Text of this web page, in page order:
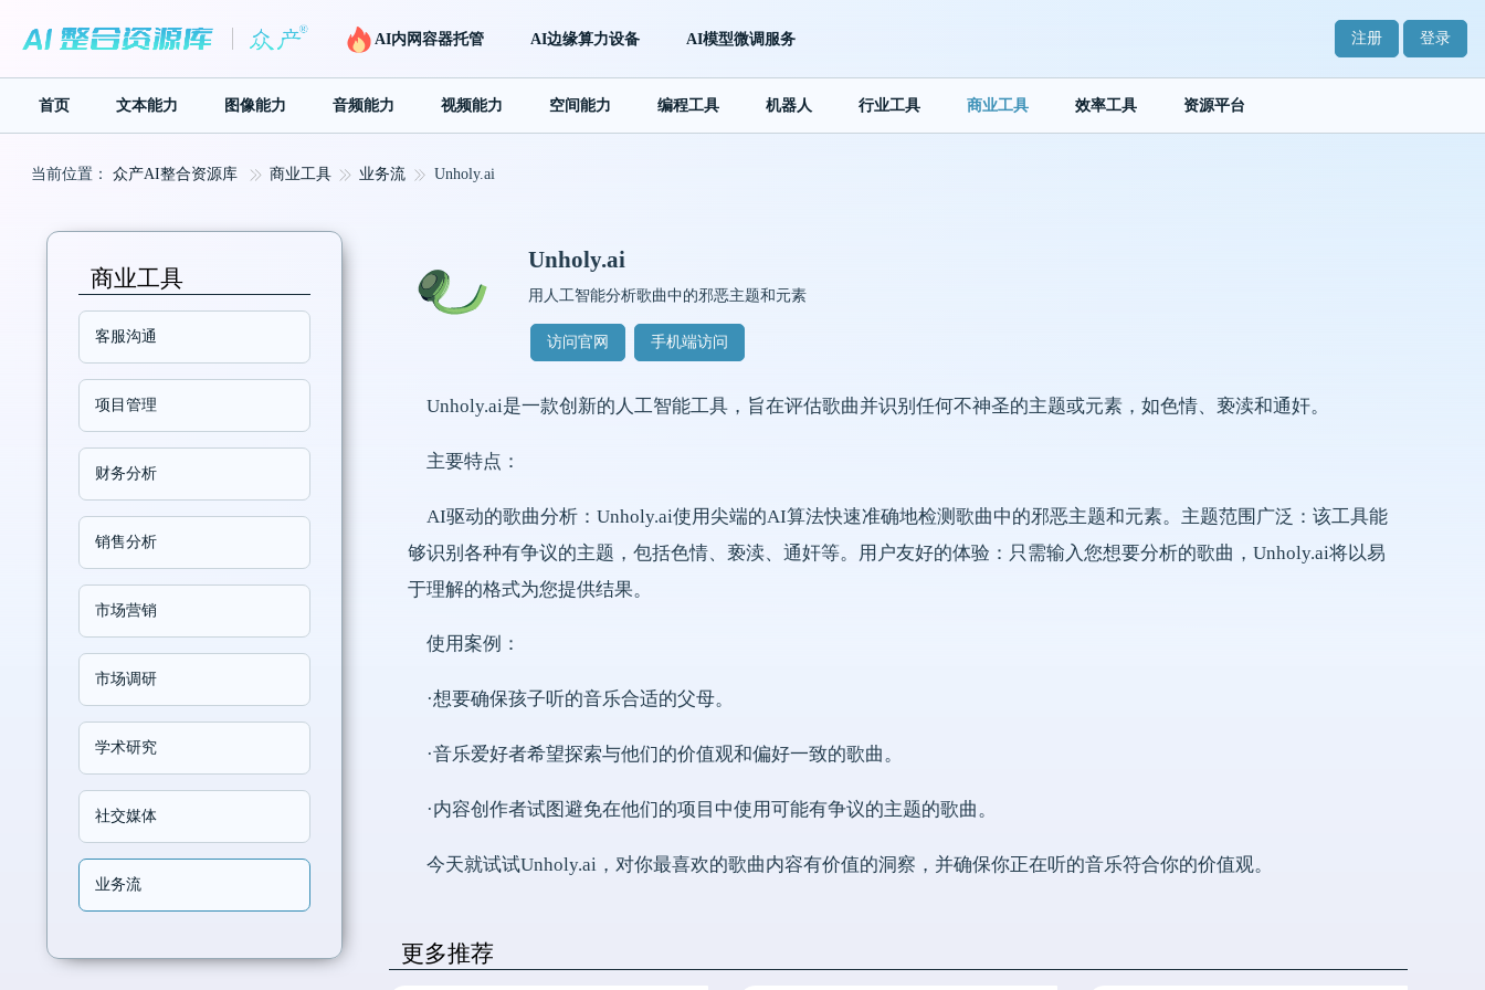
AI内网容器托管 AI边缘算力设备 AI模型微调服务 注册 登录
首页 文本能力 图像能力 音频能力 视频能力 空间能力 编程工具 机器人 行业工具 商业工具 效率工具 资源平台
当前位置： 众产AI整合资源库 商业工具 业务流 Unholy.ai
Unholy.ai
用人工智能分析歌曲中的邪恶主题和元素
访问官网 手机端访问
Unholy.ai是一款创新的人工智能工具，旨在评估歌曲并识别任何不神圣的主题或元素，如色情、亵渎和通奸。
主要特点：
AI驱动的歌曲分析：Unholy.ai使用尖端的AI算法快速准确地检测歌曲中的邪恶主题和元素。主题范围广泛：该工具能
够识别各种有争议的主题，包括色情、亵渎、通奸等。用户友好的体验：只需输入您想要分析的歌曲，Unholy.ai将以易
于理解的格式为您提供结果。
使用案例：
·想要确保孩子听的音乐合适的父母。
·音乐爱好者希望探索与他们的价值观和偏好一致的歌曲。
·内容创作者试图避免在他们的项目中使用可能有争议的主题的歌曲。
今天就试试Unholy.ai，对你最喜欢的歌曲内容有价值的洞察，并确保你正在听的音乐符合你的价值观。
更多推荐
商业工具
客服沟通
项目管理
财务分析
销售分析
市场营销
市场调研
学术研究
社交媒体
业务流